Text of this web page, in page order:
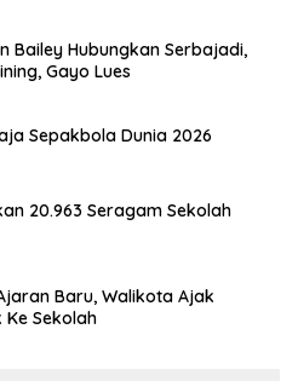
Bailey Hubungkan Serbajadi,
Gayo Lues
Sepakbola Dunia 2026
20.963 Seragam Sekolah
Baru, Walikota Ajak
Sekolah